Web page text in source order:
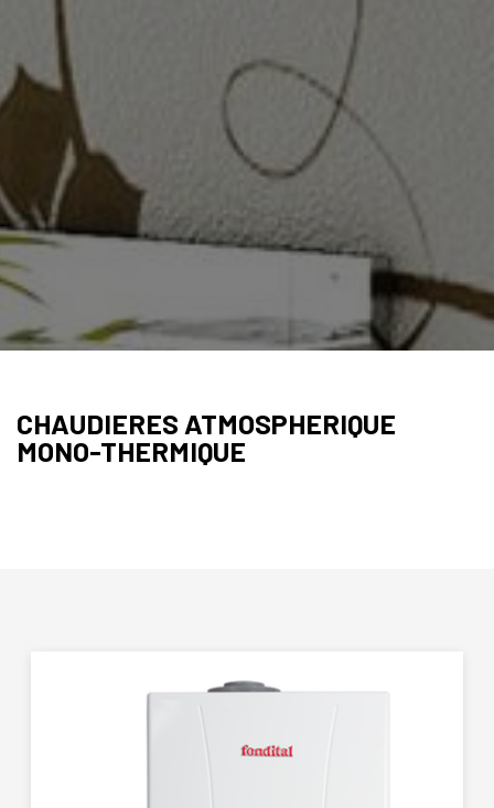
CHAUDIERES ATMOSPHERIQUE
MONO-THERMIQUE